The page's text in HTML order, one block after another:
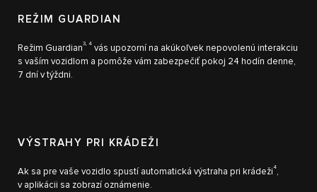
REŽIM GUARDIAN
Režim Guardian3, 4 vás upozorní na akúkoľvek nepovolenú interakciu
s vaším vozidlom a pomôže vám zabezpečiť pokoj 24 hodín denne,
7 dní v týždni.
VÝSTRAHY PRI KRÁDEŽI
Ak sa pre vaše vozidlo spustí automatická výstraha pri krádeži4,
v aplikácii sa zobrazí oznámenie.